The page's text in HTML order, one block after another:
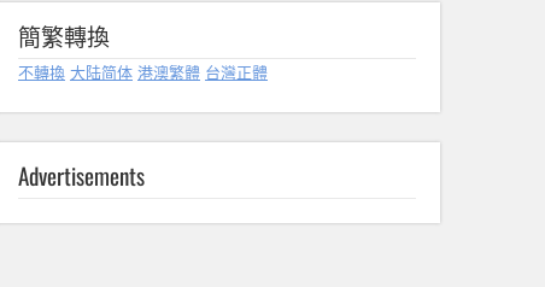
簡繁轉換
不轉換 大陆简体 港澳繁體 台灣正體
Advertisements